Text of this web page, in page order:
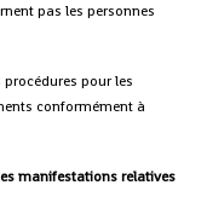
pas les personnes
pour les
conformément à
manifestations relatives